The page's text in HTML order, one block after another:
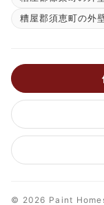
糟屋郡須恵町の外
© 2026 Paint